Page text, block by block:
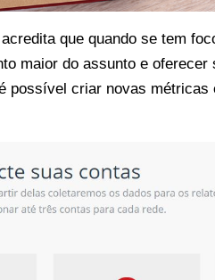
acredita que quando se tem
maior do assunto e oferecer
possível criar novas métricas